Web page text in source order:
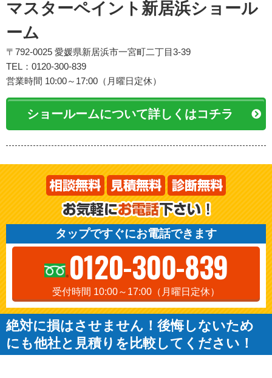
マスターペイント新居浜ショール
ーム
〒792-0025 愛媛県新居浜市一宮町二丁目3-39
TEL：0120-300-839
営業時間 10:00～17:00（月曜日定休）
ショールームについて詳しくはコチラ
タップですぐにお電話できます
0120-300-839
受付時間 10:00～17:00（月曜日定休）
絶対に損はさせません！後悔しないため
にも他社と見積りを比較してください！